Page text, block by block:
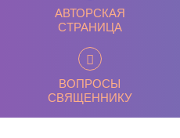
АВТОРСКАЯ
СТРАНИЦА
ВОПРОСЫ
СВЯЩЕННИКУ